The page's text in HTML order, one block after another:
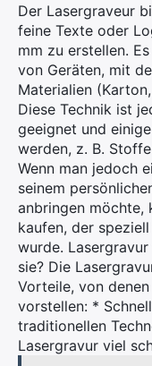
Der Lasergraveur
feine Texte oder
mm zu erstellen.
von Geräten, mit
Materialien
Diese Technik ist
geeignet und
werden, z. B.
Wenn man jedoch
seinem
anbringen möchte,
kaufen, der
wurde.
sie? Die
Vorteile, von
vorstellen: *
traditionellen
Lasergravur viel